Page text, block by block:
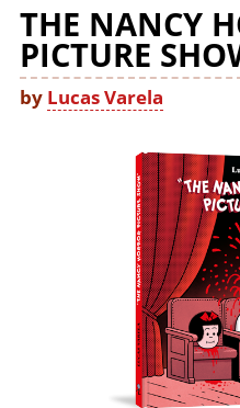
THE NANCY
PICTURE
by Lucas Varela